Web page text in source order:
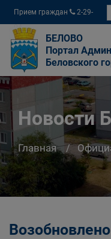
Прием граждан
2-29-
04
БЕЛОВО
Портал
Беловского
Новости
Главная